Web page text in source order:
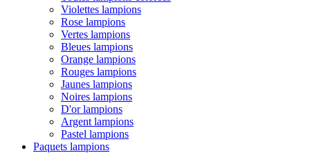
Violettes lampions
Rose lampions
Vertes lampions
Bleues lampions
Orange lampions
Rouges lampions
Jaunes lampions
Noires lampions
D'or lampions
Argent lampions
Pastel lampions
Paquets lampions